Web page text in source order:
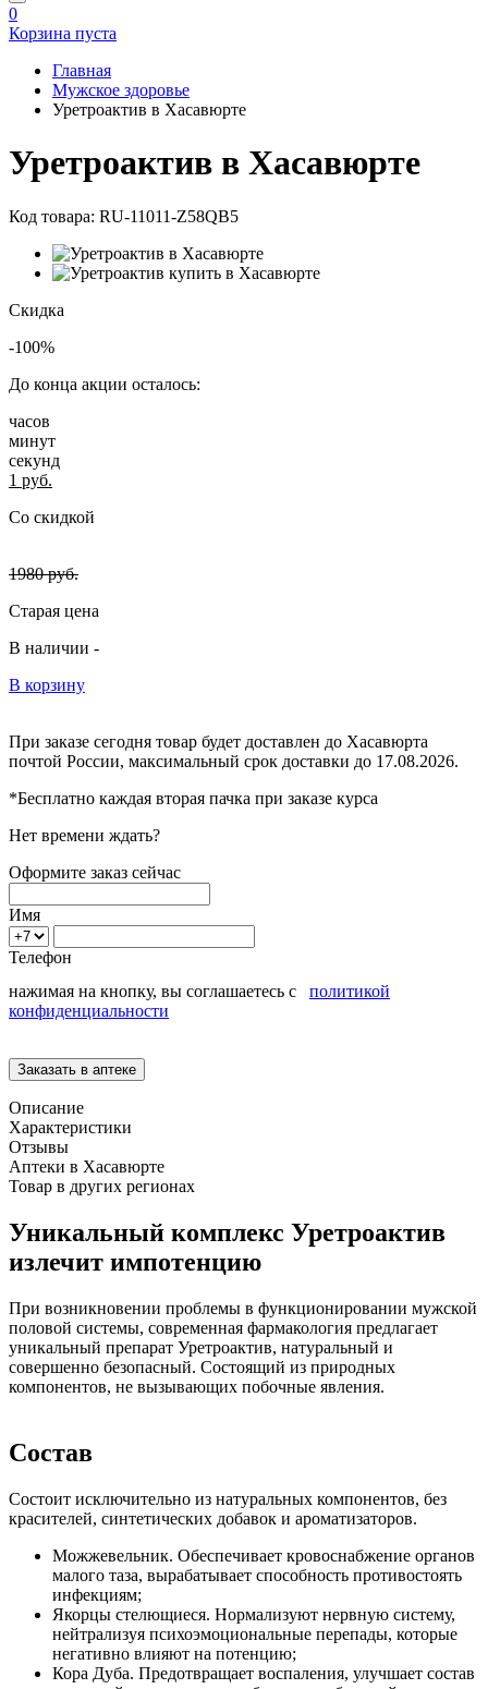
0
Корзина пуста
Главная
Мужское здоровье
Уретроактив в Хасавюрте
Уретроактив в Хасавюрте
Код товара: RU-11011-Z58QB5
Скидка
-100%
До конца акции осталось:
часов
минут
секунд
1 руб.
Со скидкой
1980руб.
Старая цена
В наличии -
В корзину
При заказе сегодня товар будет доставлен до Хасавюрта
почтой России, максимальный срок доставки до 17.08.2026.
*Бесплатно каждая вторая пачка при заказе курса
Нет времени ждать?
Оформите заказ сейчас
Имя
Телефон
нажимая на кнопку, вы соглашаетесь с политикой
конфиденциальности
Описание
Характеристики
Отзывы
Аптеки в Хасавюрте
Товар в других регионах
Уникальный комплекс Уретроактив
излечит импотенцию
При возникновении проблемы в функционировании мужской
половой системы, современная фармакология предлагает
уникальный препарат Уретроактив, натуральный и
совершенно безопасный. Состоящий из природных
компонентов, не вызывающих побочные явления.
Состав
Состоит исключительно из натуральных компонентов, без
красителей, синтетических добавок и ароматизаторов.
Можжевельник. Обеспечивает кровоснабжение органов
малого таза, вырабатывает способность противостоять
инфекциям;
Якорцы стелющиеся. Нормализуют нервную систему,
нейтрализуя психоэмоциональные перепады, которые
негативно влияют на потенцию;
Кора Дуба. Предотвращает воспаления, улучшает состав